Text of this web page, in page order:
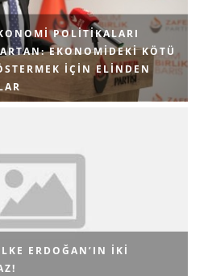
POLITIKALARI
EKONOMIDEKI KÖTÜ
IÇIN ELINDEN
ERDOĞAN’IN IKI